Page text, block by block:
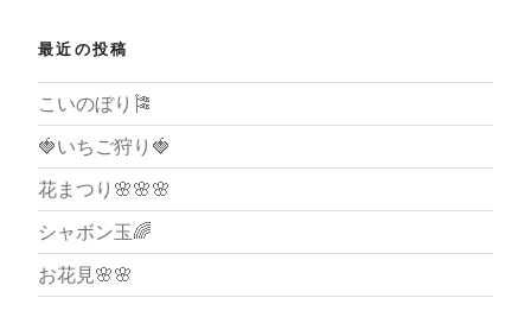
最近の投稿
こいのぼり🎏
🍓いちご狩り🍓
花まつり🌸🌸🌸
シャボン玉🌈
お花見🌸🌸